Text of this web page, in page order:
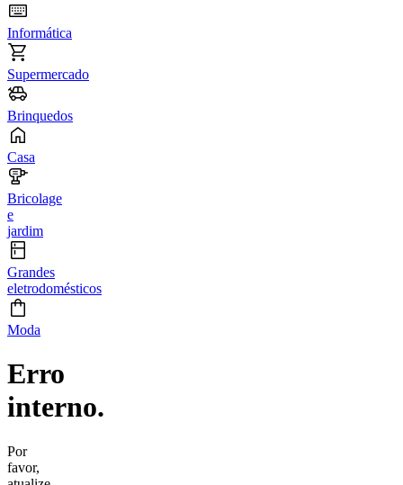
Informática
Supermercado
Brinquedos
Casa
Bricolage
e
jardim
Grandes
eletrodomésticos
Moda
Erro
interno.
Por
favor,